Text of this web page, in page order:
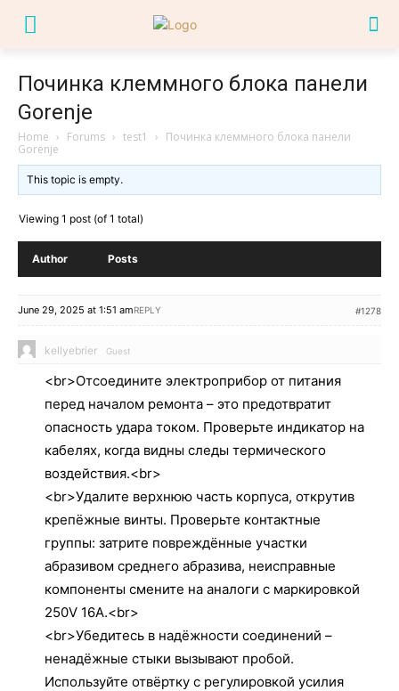
Починка клеммного блока панели
Gorenje
Home › Forums › test1 › Починка клеммного блока панели
Gorenje
This topic is empty.
Viewing 1 post (of 1 total)
Author Posts
June 29, 2025 at 1:51 am #1278
REPLY
kellyebrier Guest
<br>Отсоедините электроприбор от питания
перед началом ремонта – это предотвратит
опасность удара током. Проверьте индикатор на
кабелях, когда видны следы термического
воздействия.<br>
<br>Удалите верхнюю часть корпуса, открутив
крепёжные винты. Проверьте контактные
группы: затрите повреждённые участки
абразивом среднего абразива, неисправные
компоненты смените на аналоги с маркировкой
250V 16A.<br>
<br>Убедитесь в надёжности соединений –
ненадёжные стыки вызывают пробой.
Используйте отвёртку с регулировкой усилия